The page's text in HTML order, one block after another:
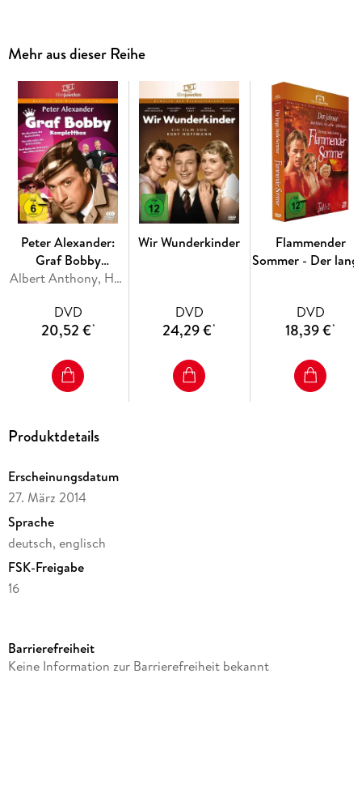
in deren Verlauf sich zehn Personen zu einem
Wochenendbesuch an einem isolierten Ort in der Wüste
einfinden. Ein Mord nach dem anderen geschieht. Wer ist der
Drahtzieher, auf dessen Konto die Todesfälle gehen?
Die 1974er Verfilmung des bis heute meistverkaufte
Kriminalromans aller Zeiten. U. a. mit den Weltstars Gert
Fröbe, Orson Welles, Richard Attenborough, Oliver Reed und
Elke Sommer!
Mehr aus dieser Reihe
Peter Alexander:
Graf Bobby
Komplettbox - Die
Filmtrilogie
Albert Anthony, Helmuth M. Backhaus, Kurt Nachmann
DVD
20,52 €*
Wir Wunderkinder
DVD
24,29 €*
Flammender
Sommer - Der
DVD
18,39 €*
Produktdetails
Erscheinungsdatum
27. März 2014
Sprache
deutsch, englisch
FSK-Freigabe
16
Autor/Autorin
Barrierefreiheit
Keine Information zur Barrierefreiheit bekannt